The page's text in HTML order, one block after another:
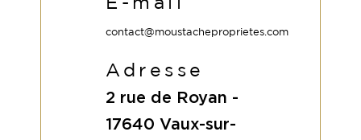
E-mail
contact@moustacheproprietes.com
Adresse
2 rue de Royan -
17640 Vaux-sur-